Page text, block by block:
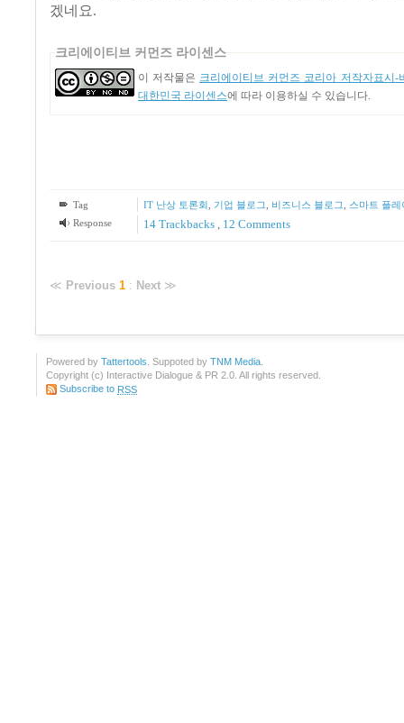
겠네요.
크리에이티브 커먼즈 라이센스
이 저작물은 크리에이티브 커먼즈 코리아 저작자표시-
대한민국 라이센스에 따라 이용하실 수 있습니다.
Tag IT 난상 토론회 기업 블로그 비즈니스 블로그
스마트 플레
Response
14Trackbacks 12 Comments
≪ Previous 1 : Next ≫
Powered by Tattertools . Suppoted by TNM Media
Copyright (c) Interactive Dialogue & PR 2.0. All rights reserved.
Subscribe to RSS